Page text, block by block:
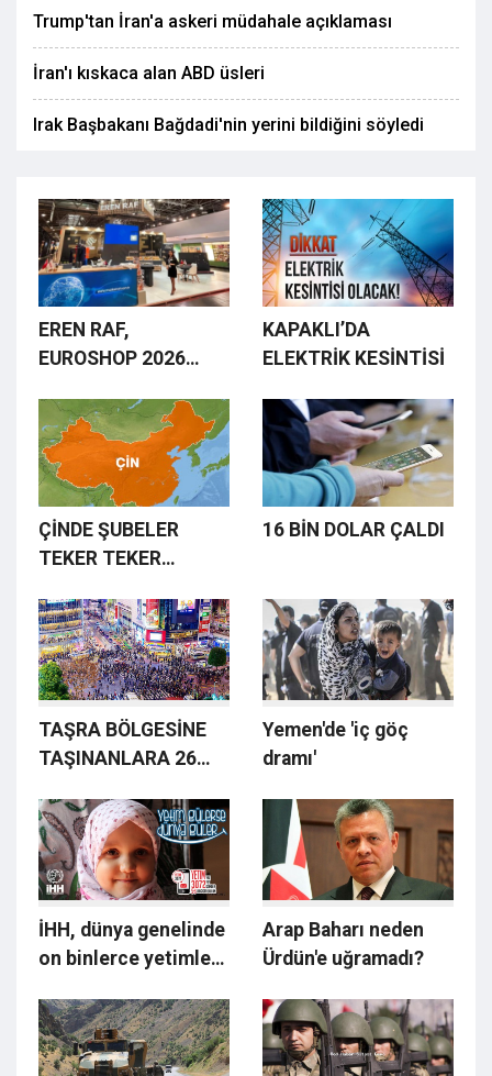
Trump'tan İran'a askeri müdahale açıklaması
İran'ı kıskaca alan ABD üsleri
Irak Başbakanı Bağdadi'nin yerini bildiğini söyledi
EREN RAF,
EUROSHOP 2026
ALDI
KAPAKLI’DA
ELEKTRİK KESİNTİSİ
ÇİNDE ŞUBELER
TEKER TEKER
16 BİN DOLAR ÇALDI
TAŞRA BÖLGESİNE
TAŞINANLARA 26
Yemen'de 'iç göç
dramı'
İHH, dünya genelinde
on binlerce yetimle
Arap Baharı neden
Ürdün'e uğramadı?